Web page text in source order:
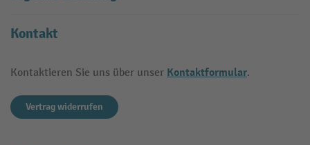
Kontakt
Kontaktieren Sie uns über unser Kontaktformular.
Vertrag widerrufen